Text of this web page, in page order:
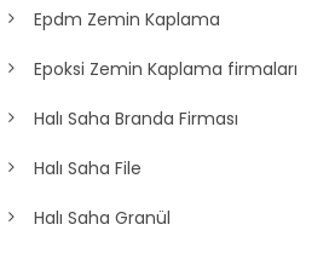
Epdm Zemin Kaplama
Epoksi Zemin Kaplama firmaları
Halı Saha Branda Firması
Halı Saha File
Halı Saha Granül